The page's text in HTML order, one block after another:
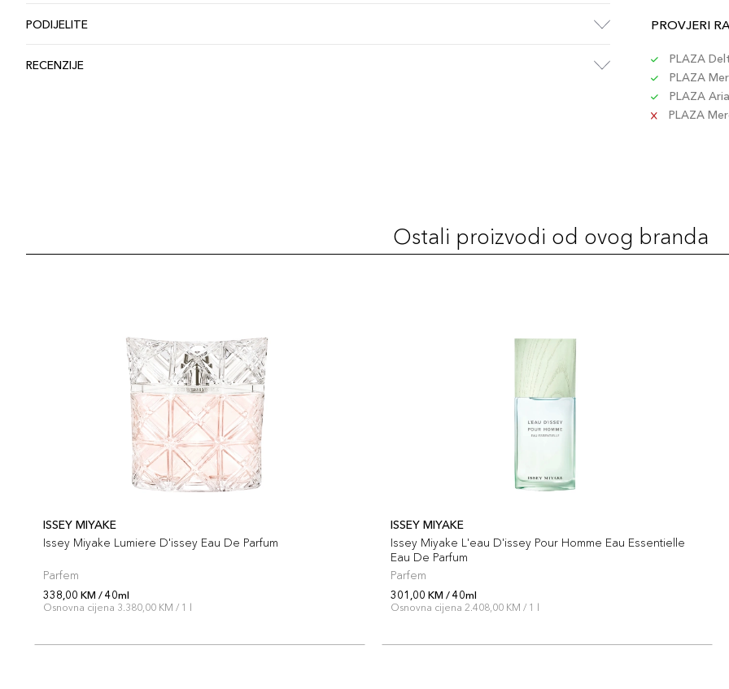
PODIJELITE
RECENZIJE
PROVJERI
PLAZA
PLAZA
PLAZA
PLAZA
Ostali proizvodi od ovog branda
ISSEY MIYAKE
Issey Miyake Lumiere D'issey Eau De Parfum
Parfem
338,00 KM / 40ml
Osnovna cijena 3.380,00 KM / 1 l
ISSEY MIYAKE
Issey Miyake L'eau D'issey Pour Homme Eau Essentielle
Eau De Parfum
Parfem
301,00 KM / 40ml
Osnovna cijena 2.408,00 KM / 1 l